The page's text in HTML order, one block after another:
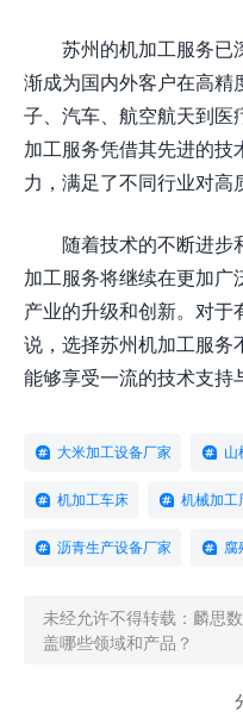
苏州的机加工服务已
渐成为国内外客户在高精
子、汽车、航空航天到医
加工服务凭借其先进的技
力，满足了不同行业对高
随着技术的不断进步
加工服务将继续在更加广
产业的升级和创新。对于
说，选择苏州机加工服务
能够享受一流的技术支持
大米加工设备厂家 山
机加工车床 机械加工
沥青生产设备厂家 腐
未经允许不得转载： 麟思
盖哪些领域和产品？